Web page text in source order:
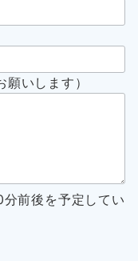
いします）
前後を予定してい